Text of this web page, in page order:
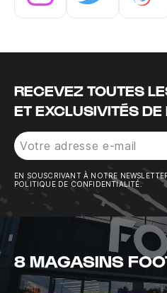
RECEVEZ TOUTES
ET EXCLUSIVITÉS
EN SOUSCRIVANT À NOTRE
POLITIQUE DE CONFIDENTIALITÉ.
8 MAGASINS